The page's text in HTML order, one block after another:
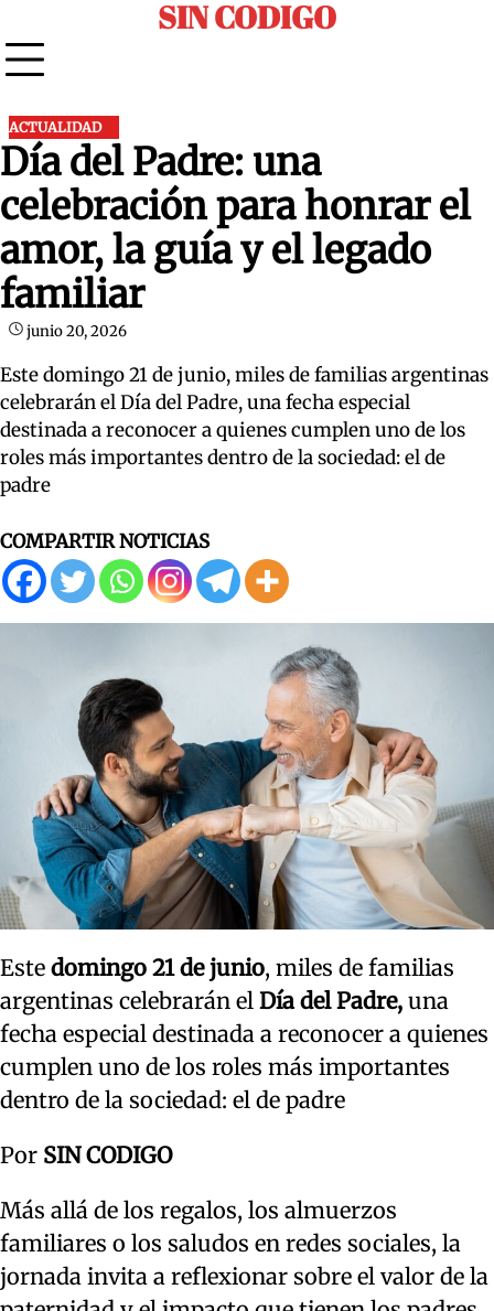
to
content
SIN CODIGO
ACTUALIDAD
Día del Padre: una
celebración para honrar el
amor, la guía y el legado
familiar
junio 20, 2026
Este domingo 21 de junio, miles de familias argentinas
celebrarán el Día del Padre, una fecha especial
destinada a reconocer a quienes cumplen uno de los
roles más importantes dentro de la sociedad: el de
padre
COMPARTIR NOTICIAS
Este domingo 21 de junio, miles de familias
argentinas celebrarán el Día del Padre, una
fecha especial destinada a reconocer a quienes
cumplen uno de los roles más importantes
dentro de la sociedad: el de padre
Por SIN CODIGO
Más allá de los regalos, los almuerzos
familiares o los saludos en redes sociales, la
jornada invita a reflexionar sobre el valor de la